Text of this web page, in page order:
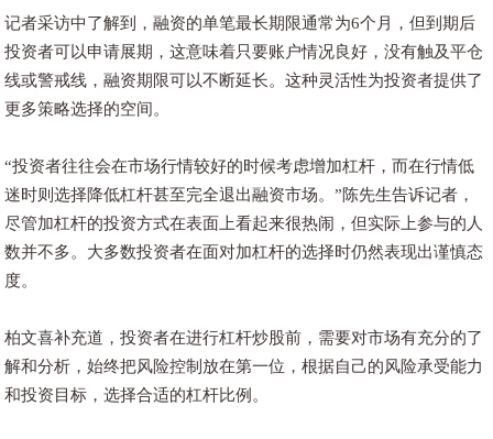
记者采访中了解到，融资的单笔最长期限通常为6个月，但到期后
投资者可以申请展期，这意味着只要账户情况良好，没有触及平仓
线或警戒线，融资期限可以不断延长。这种灵活性为投资者提供了
更多策略选择的空间。
“投资者往往会在市场行情较好的时候考虑增加杠杆，而在行情低
迷时则选择降低杠杆甚至完全退出融资市场。”陈先生告诉记者，
尽管加杠杆的投资方式在表面上看起来很热闹，但实际上参与的人
数并不多。大多数投资者在面对加杠杆的选择时仍然表现出谨慎态
度。
柏文喜补充道，投资者在进行杠杆炒股前，需要对市场有充分的了
解和分析，始终把风险控制放在第一位，根据自己的风险承受能力
和投资目标，选择合适的杠杆比例。